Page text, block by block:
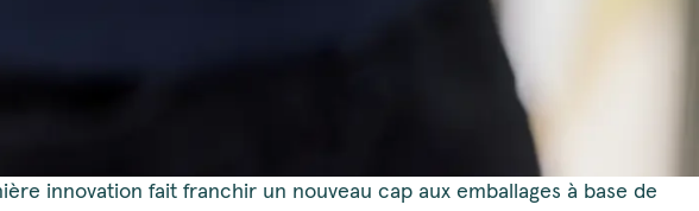
innovation fait franchir un nouveau cap aux emballages à base de